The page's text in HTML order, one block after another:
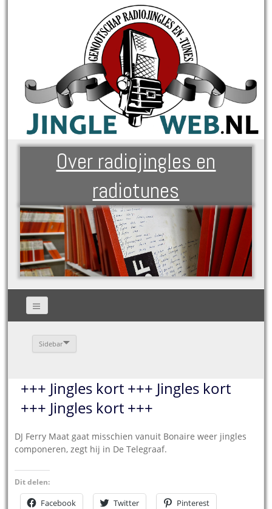
Over radiojingles en
radiotunes
Sidebar
+++ Jingles kort +++ Jingles kort
+++ Jingles kort +++
DJ Ferry Maat gaat misschien vanuit Bonaire weer jingles
componeren, zegt hij in De Telegraaf.
Dit delen:
Facebook Twitter Pinterest